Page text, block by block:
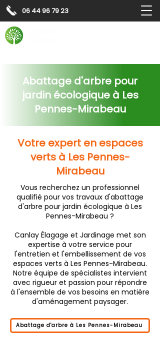
06 44 96 79 23
Abattage d'arbre pour
jardin écologique à Les
Pennes-Mirabeau
Votre expert en espaces
verts à Les Pennes-
Mirabeau
Vous recherchez un professionnel
qualifié pour vos travaux d'abattage
d'arbre pour jardin écologique à Les
Pennes-Mirabeau ?
Canlay Élagage et Jardinage met son
expertise à votre service pour
l'entretien et l'embellissement de vos
espaces verts à Les Pennes-Mirabeau.
Notre équipe de spécialistes intervient
avec rigueur et passion pour répondre
à l'ensemble de vos besoins en matière
d'aménagement paysager.
Abattage d'arbre à Les Pennes-Mirabeau